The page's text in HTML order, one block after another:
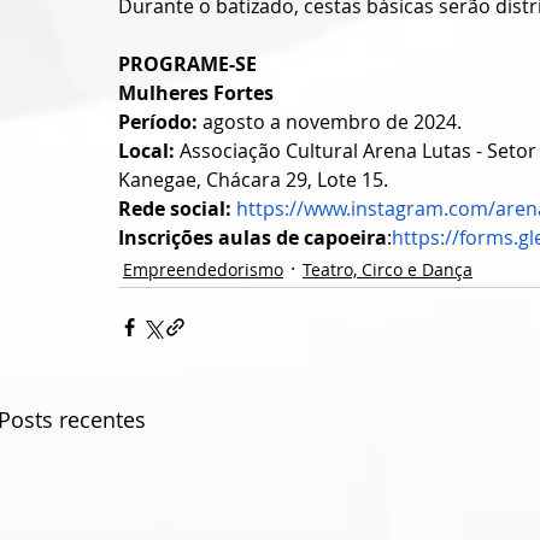
Durante o batizado, cestas básicas serão
PROGRAME-SE
Mulheres Fortes
Período: agosto a novembro de 2024.
Local: Associação Cultural Arena Lutas -
Kanegae, Chácara 29, Lote 15.
Rede social: https://www.instagram.com/
Inscrições aulas de capoeira:https://
Empreendedorismo Teatro, Circo e Dança
recentes